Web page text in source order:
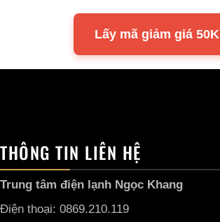
Lấy mã giảm giá 50K
THÔNG TIN LIÊN HỆ
Trung tâm điện lạnh Ngọc Khang
Điện thoại: 0869.210.119